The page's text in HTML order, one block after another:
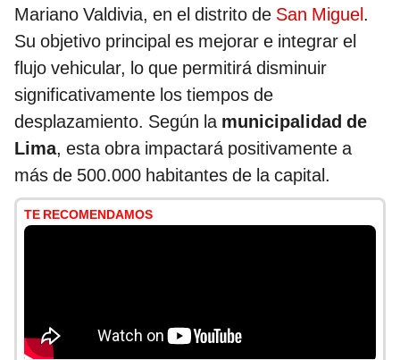
Mariano Valdivia, en el distrito de San Miguel.
Su objetivo principal es mejorar e integrar el
flujo vehicular, lo que permitirá disminuir
significativamente los tiempos de
desplazamiento. Según la municipalidad de
Lima, esta obra impactará positivamente a
más de 500.000 habitantes de la capital.
TE RECOMENDAMOS